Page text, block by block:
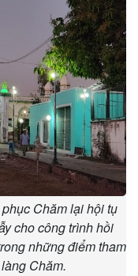
Chăm lại hội tụ
cho công trình hồi
những điểm tham
Chăm.